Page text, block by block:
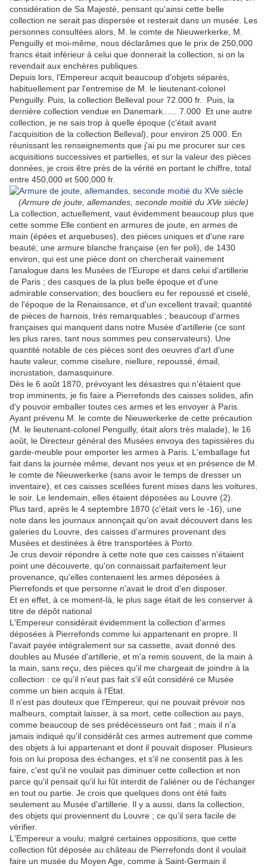
considération de Sa Majesté, pensant qu'ainsi cette belle
collection ne serait pas dispersée et resterait dans un musée. Les
personnes consultées alors, M. le comte de Nieuwerkerke, M.
Penguilly et moi-même, nous déclarâmes que le prix de 250,000
francs était inférieur à celui que donnerait la collection, si on la
revendait aux enchères publiques.
Depuis lors, l'Empereur acquit beaucoup d'objets séparés,
habituellement par l'entremise de M. le lieutenant-colonel
Penguilly. Puis, la collection Belleval pour 72.000 fr. Puis, la
dernière collection vendue en Danemark...... 7.000 Et une autre
collection, je ne sais trop à quelle époque (c'était avant
l'acquisition de la collection Belleval), pour environ 25.000. En
réunissant les renseignements que j'ai pu me procurer sur ces
acquisitions successives et partielles, et sur la valeur des pièces
données, je crois être près de la vérité en portant le chiffre, total
entre 450,000 et 500,000 fr.
(Armure de joute, allemandes, seconde moitiè du XVe siècle)
La collection, actuellement, vaut évidemment beaucoup plus que
cette somme Elle contient en armures de joute, en armes de
main (épées et arquebuses), des pièces uniques et d'une rare
beauté; une armure blanche française (en fer poli), de 1430
environ, qui est une pièce dont on chercherait vainement
l'analogue dans les Musées de l'Europe et dans celui d'artillerie
de Paris ; des casques de la plus belle époque et d'une
admirable conservation; des boucliers eu fer repoussé et ciselé,
de l'époque de la Renaissance, et d'un excellent travail; quantité
de pièces de harnois, très remarquables ; beaucoup d'armes
françaises qui manquent dans notre Musée d'artillerie (ce sont
les plus rares, tant nous sommes peu conservateurs). Une
quantité notable de ces pièces sont des oeuvres d'art d'une
haute valeur, comme ciselure, niellure, repoussé, émail,
incrustation, damasquinure.
Dès le 6 août 1870, prévoyant les désastres qui n'étaient que
trop imminents, je fis faire a Pierrefonds des caisses solides, afin
d'y pouvoir emballer toutes ces armes et les envoyer à Paris.
Ayant prévenu M. le comte de Nieuwerkerke de cette précaution
(M. le lieutenant-colonel Penguilly, était alors très malade), le 16
août, le Directeur général des Musées envoya des tapissières du
garde-meuble pour emporter les armes à Paris. L'emballage fut
fait dans la journée même, devant nos yeux et en présence de M.
le comte de Nieuwerkerke (sans avoir le temps de dresser un
inventaire), et ces caisses scellées furent mises dans les voitures,
le soir. Le lendemain, elles étaient déposées au Louvre (2).
Plus tard, après le 4 septembre 1870 (c'était vers le -16), une
note dans les journaux annonçait qu'on avait découvert dans les
galeries du Louvre, des caisses d'armures provenant des
Musées et destinées à être transportées à Porto.
Je crus devoir répondre à cette note que ces caisses n'étaient
point une découverte, qu'on connaissait parfaitement leur
provenance, qu'elles contenaient les armes déposées à
Pierrefonds et que personne n'avait le droit d'en disposer.
Et en effet, à ce moment-là, le plus sage était de les conserver à
titre de dépôt national
L'Empereur considérait évidemment la collection d'armes
déposées à Pierrefonds comme lui appartenant en propre. Il
l'avait payée intégralement sur sa cassette, avait donné des
doubles au Musée d'artillerie, et m'a remis souvent, de la main à
la main, sans reçu, des pièces qu'il me chargeait de joindre à la
collection : ce qu'il n'eut pas fait s'il eût considéré ce Musée
comme un bien acquis à l'Etat.
Il n'est pas douteux que l'Empereur, qui ne pouvait prévoir nos
malheurs, comptait laisser, à sa mort, cette collection au pays,
comme beaucoup de ses prédécesseurs ont fait ; mais il n'a
jamais indiqué qu'il considérât ces armes autrement que comme
des objets à lui appartenant et dont il pouvait disposer. Plusieurs
fois on lui proposa des échanges, et s'il ne consentit pas à les
faire, c'est qu'il ne voulait pas diminuer cette collection et non
parce qu'il pensait qu'il lui fût interdit de l'aliéner ou de l'échanger
en tout ou partie. Je crois que quelques dons ont été faits
seulement au Musée d'artillerie. Il y a aussi, dans la collection,
des objets qui proviennent du Louvre ; ce qu'il sera facile de
vérifier.
L'Empereur a voulu; malgré certaines oppositions, que cette
collection fût déposée au château de Pierrefonds dont il voulait
faire un musée du Moyen Age, comme à Saint-Germain il